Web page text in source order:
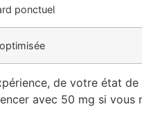
ponctuel
de votre état
avec 50 mg si vous